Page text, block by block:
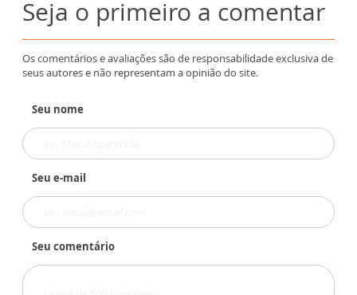
Seja o primeiro a comentar
Os comentários e avaliações são de responsabilidade exclusiva de
seus autores e não representam a opinião do site.
Seu nome
Seu e-mail
Seu comentário